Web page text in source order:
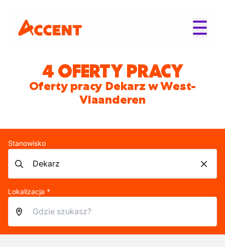
4 OFERTY PRACY
Oferty pracy Dekarz w West-
Vlaanderen
Stanowisko
Lokalizacja *